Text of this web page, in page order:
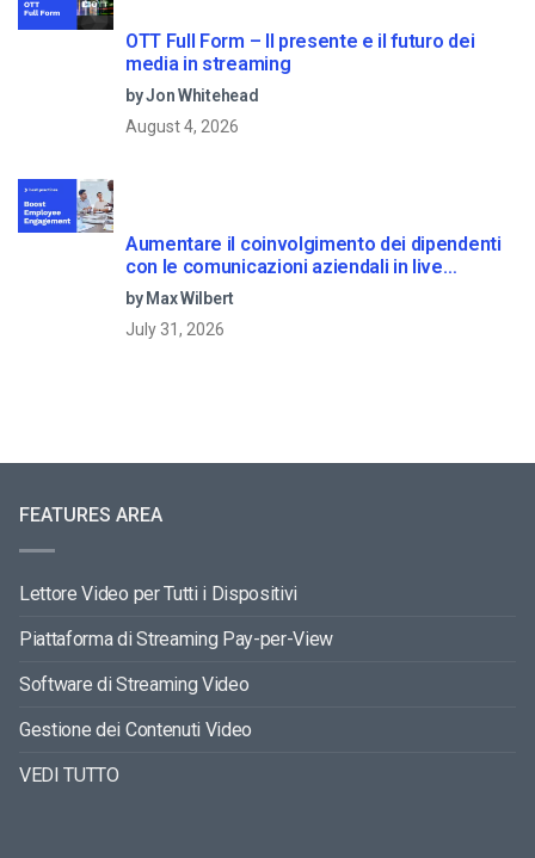
OTT Full Form – Il presente e il futuro dei
media in streaming
by Jon Whitehead
August 4, 2026
Aumentare il coinvolgimento dei dipendenti
con le comunicazioni aziendali in live
streaming
by Max Wilbert
July 31, 2026
FEATURES AREA
Lettore Video per Tutti i Dispositivi
Piattaforma di Streaming Pay-per-View
Software di Streaming Video
Gestione dei Contenuti Video
VEDI TUTTO